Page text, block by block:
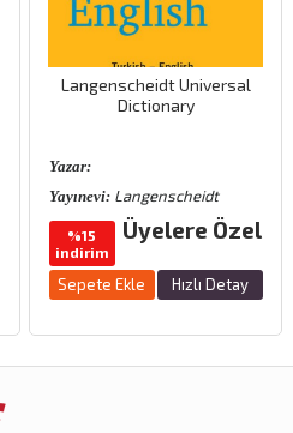
Langenscheidt Universal
Dictionary
Yazar:
Yayınevi:Langenscheidt
%15
indirim
Üyelere Özel
Sepete Ekle Hızlı Detay